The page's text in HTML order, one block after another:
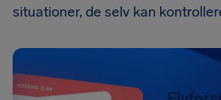
situationer, de selv kan